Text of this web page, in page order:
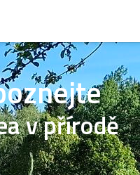
v přírodě